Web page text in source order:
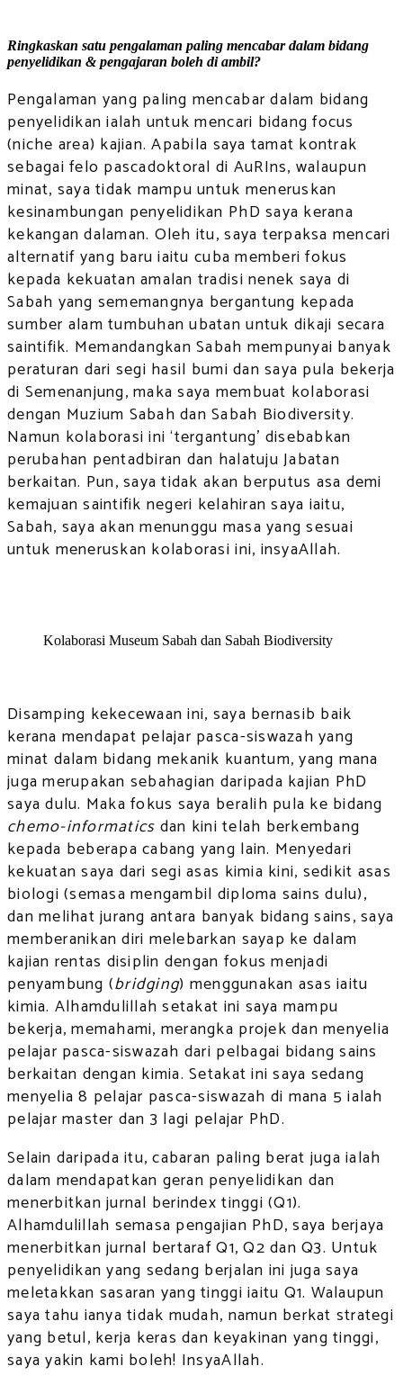
Ringkaskan satu pengalaman paling mencabar dalam bidang
penyelidikan & pengajaran boleh di ambil?
Pengalaman yang paling mencabar dalam bidang
penyelidikan ialah untuk mencari bidang focus
(niche area) kajian. Apabila saya tamat kontrak
sebagai felo pascadoktoral di AuRIns, walaupun
minat, saya tidak mampu untuk meneruskan
kesinambungan penyelidikan PhD saya kerana
kekangan dalaman. Oleh itu, saya terpaksa mencari
alternatif yang baru iaitu cuba memberi fokus
kepada kekuatan amalan tradisi nenek saya di
Sabah yang sememangnya bergantung kepada
sumber alam tumbuhan ubatan untuk dikaji secara
saintifik. Memandangkan Sabah mempunyai banyak
peraturan dari segi hasil bumi dan saya pula bekerja
di Semenanjung, maka saya membuat kolaborasi
dengan Muzium Sabah dan Sabah Biodiversity.
Namun kolaborasi ini ‘tergantung’ disebabkan
perubahan pentadbiran dan halatuju Jabatan
berkaitan. Pun, saya tidak akan berputus asa demi
kemajuan saintifik negeri kelahiran saya iaitu,
Sabah, saya akan menunggu masa yang sesuai
untuk meneruskan kolaborasi ini, insyaAllah.
Kolaborasi Museum Sabah dan Sabah Biodiversity
Disamping kekecewaan ini, saya bernasib baik
kerana mendapat pelajar pasca-siswazah yang
minat dalam bidang mekanik kuantum, yang mana
juga merupakan sebahagian daripada kajian PhD
saya dulu. Maka fokus saya beralih pula ke bidang
chemo-informatics dan kini telah berkembang
kepada beberapa cabang yang lain. Menyedari
kekuatan saya dari segi asas kimia kini, sedikit asas
biologi (semasa mengambil diploma sains dulu),
dan melihat jurang antara banyak bidang sains, saya
memberanikan diri melebarkan sayap ke dalam
kajian rentas disiplin dengan fokus menjadi
penyambung (bridging) menggunakan asas iaitu
kimia. Alhamdulillah setakat ini saya mampu
bekerja, memahami, merangka projek dan menyelia
pelajar pasca-siswazah dari pelbagai bidang sains
berkaitan dengan kimia. Setakat ini saya sedang
menyelia 8 pelajar pasca-siswazah di mana 5 ialah
pelajar master dan 3 lagi pelajar PhD.
Selain daripada itu, cabaran paling berat juga ialah
dalam mendapatkan geran penyelidikan dan
menerbitkan jurnal berindex tinggi (Q1).
Alhamdulillah semasa pengajian PhD, saya berjaya
menerbitkan jurnal bertaraf Q1, Q2 dan Q3. Untuk
penyelidikan yang sedang berjalan ini juga saya
meletakkan sasaran yang tinggi iaitu Q1. Walaupun
saya tahu ianya tidak mudah, namun berkat strategi
yang betul, kerja keras dan keyakinan yang tinggi,
saya yakin kami boleh! InsyaAllah.